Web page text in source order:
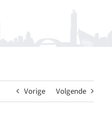
Vorige Volgende